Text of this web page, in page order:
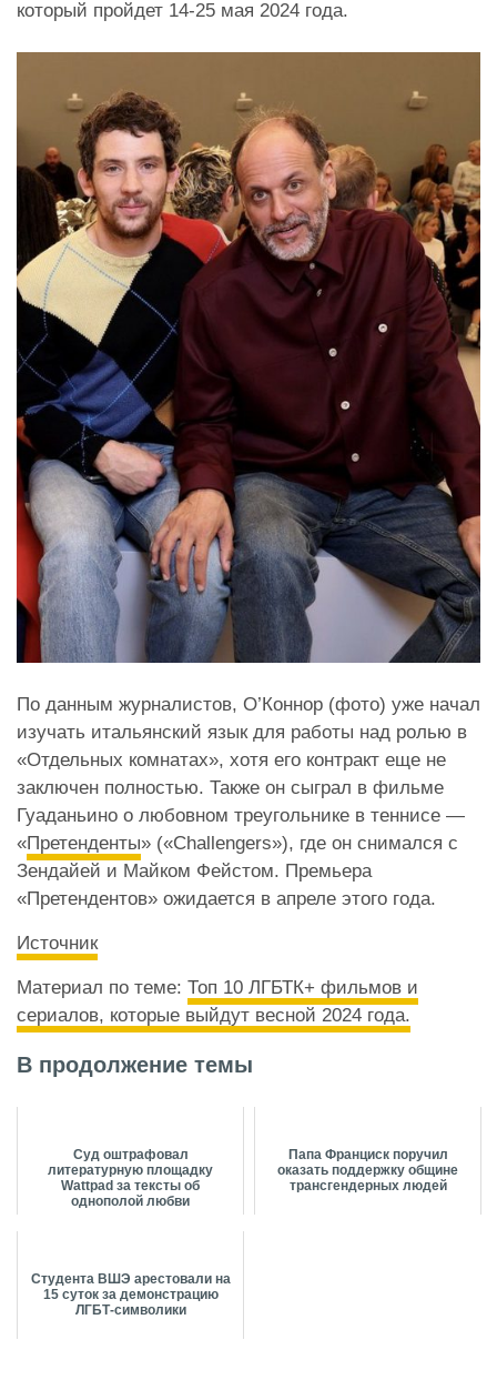
который пройдет 14-25 мая 2024 года.
По данным журналистов, О’Коннор (фото) уже начал
изучать итальянский язык для работы над ролью в
«Отдельных комнатах», хотя его контракт еще не
заключен полностью. Также он сыграл в фильме
Гуаданьино о любовном треугольнике в теннисе —
«Претенденты» («Challengers»), где он снимался с
Зендайей и Майком Фейстом. Премьера
«Претендентов» ожидается в апреле этого года.
Источник
Материал по теме: Топ 10 ЛГБТК+ фильмов и
сериалов, которые выйдут весной 2024 года.
В продолжение темы
Суд оштрафовал
литературную площадку
Wattpad за тексты об
однополой любви
Папа Франциск поручил
оказать поддержку общине
трансгендерных людей
Студента ВШЭ арестовали на
15 суток за демонстрацию
ЛГБТ-символики